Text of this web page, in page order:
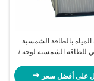
بالطاقة الشمسية
للطاقة الشمسية لوحة /
على أفضل سعر